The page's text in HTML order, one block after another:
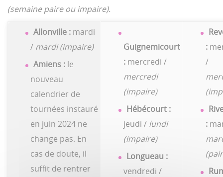
(semaine paire ou impaire).
Allonville : mardi
/ mardi (impaire)
Amiens : le
nouveau
calendrier de
tournées instauré
en juin 2024 ne
change pas. En
cas de doute, il
suffit de rentrer
Guignemicourt
: mercredi /
mercredi
(impaire)
Hébécourt :
jeudi / lundi
(impaire)
Longueau :
vendredi /
:
/
: